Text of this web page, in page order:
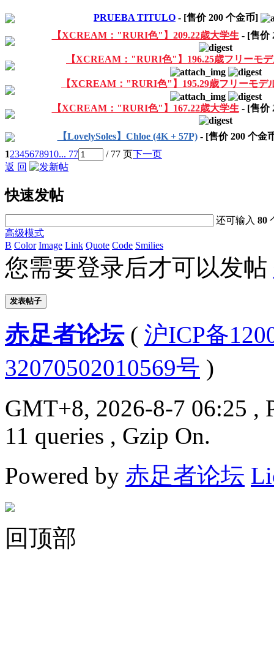
PRUEBA TITULO - [售价200 个金币]
【XCREAM："RURI色"】209.22歳大学生 - [售价
【XCREAM："RURI色"】196.25歳フリーモ
【XCREAM："RURI色"】195.29歳フリーモデ
【XCREAM："RURI色"】167.22歳大学生 - [售价
【LovelySoles】Chloe (4K + 57P)- [售价200个金
12345678910... 77 / 77 页下一页
返 回
快速发帖
还可输入80
高级模式
B Color Image Link Quote Code Smilies
您需要登录后才可以发帖
发表帖子
赤足者论坛( 沪ICP备
32070502010569号 )
GMT+8, 2026-8-7 06:25 ,
11 queries , Gzip On.
Powered by 赤足者论坛
回顶部